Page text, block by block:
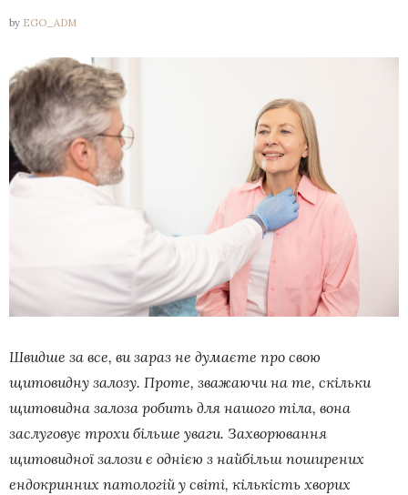
by EGO_ADM
Швидше за все, ви зараз не думаєте про свою
щитовидну залозу. Проте, зважаючи на те, скільки
щитовидна залоза робить для нашого тіла, вона
заслуговує трохи більше уваги. Захворювання
щитовидної залози є однією з найбільш поширених
ендокринних патологій у світі, кількість хворих